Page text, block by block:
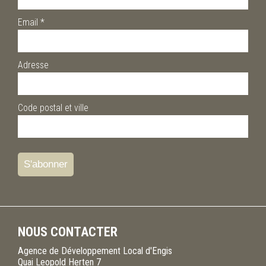
Email *
Adresse
Code postal et ville
NOUS CONTACTER
Agence de Développement Local d'Engis
Quai Leopold Herten 7